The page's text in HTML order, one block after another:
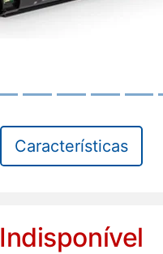
Características
Indisponível